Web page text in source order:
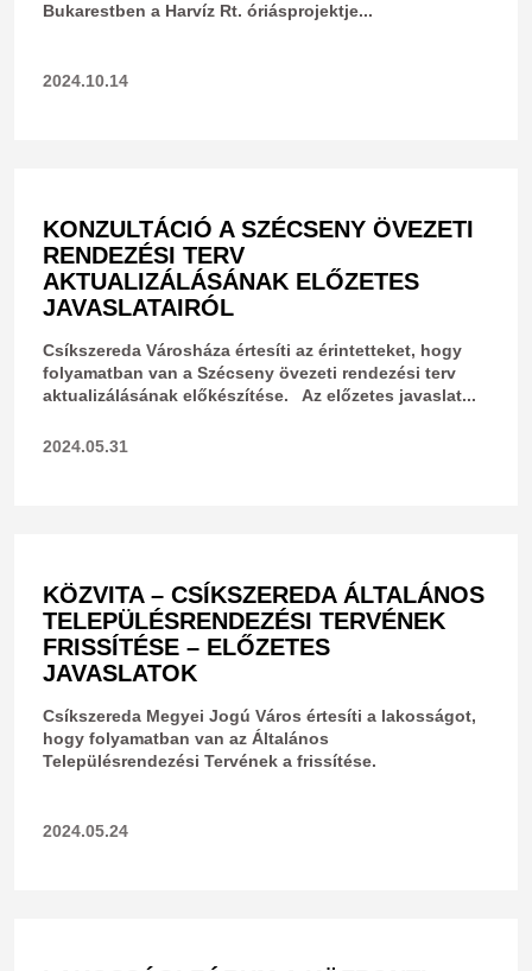
Bukarestben a Harvíz Rt. óriásprojektje...
2024.10.14
KONZULTÁCIÓ A SZÉCSENY ÖVEZETI
RENDEZÉSI TERV
AKTUALIZÁLÁSÁNAK ELŐZETES
JAVASLATAIRÓL
Csíkszereda Városháza értesíti az érintetteket, hogy
folyamatban van a Szécseny övezeti rendezési terv
aktualizálásának előkészítése. Az előzetes javaslat...
2024.05.31
KÖZVITA – CSÍKSZEREDA ÁLTALÁNOS
TELEPÜLÉSRENDEZÉSI TERVÉNEK
FRISSÍTÉSE – ELŐZETES
JAVASLATOK
Csíkszereda Megyei Jogú Város értesíti a lakosságot,
hogy folyamatban van az Általános
Településrendezési Tervének a frissítése.
2024.05.24